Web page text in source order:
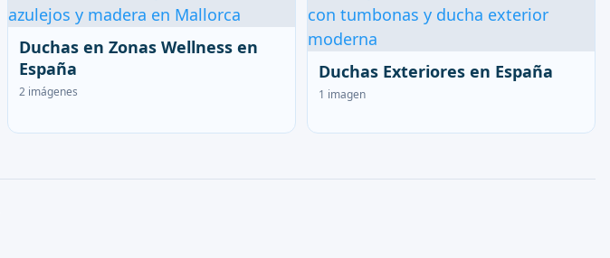
Duchas en Zonas Wellness en
España
2 imágenes
Duchas Exteriores en España
1 imagen